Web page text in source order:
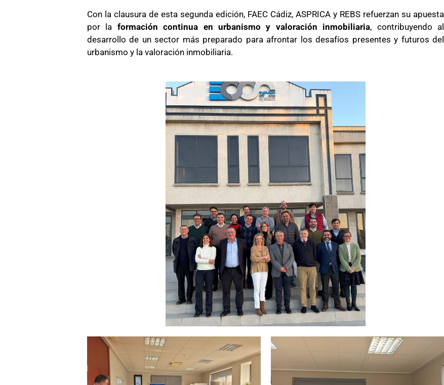
Con la clausura de esta segunda edición, FAEC Cádiz, ASPRICA y REBS refuerzan su apuesta
por la formación continua en urbanismo y valoración inmobiliaria, contribuyendo al
desarrollo de un sector más preparado para afrontar los desafíos presentes y futuros del
urbanismo y la valoración inmobiliaria.